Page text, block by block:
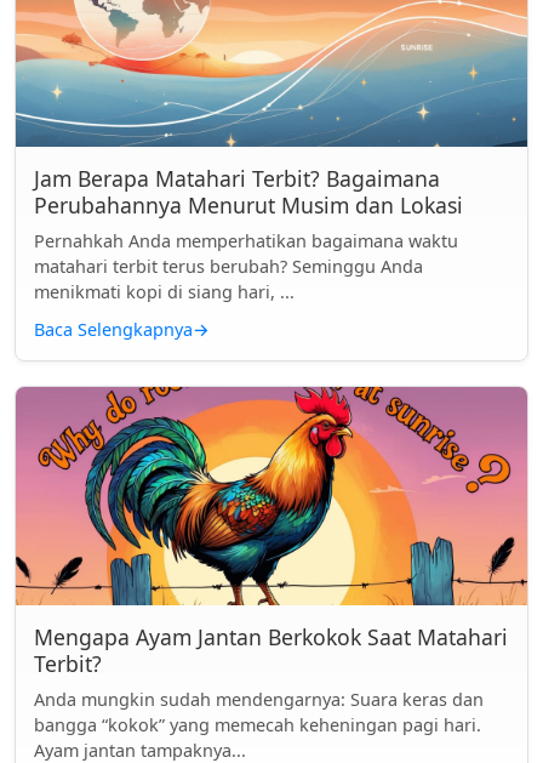
Jam Berapa Matahari Terbit? Bagaimana
Perubahannya Menurut Musim dan Lokasi
Pernahkah Anda memperhatikan bagaimana waktu
matahari terbit terus berubah? Seminggu Anda
menikmati kopi di siang hari, ...
Baca Selengkapnya→
Mengapa Ayam Jantan Berkokok Saat Matahari
Terbit?
Anda mungkin sudah mendengarnya: Suara keras dan
bangga “kokok” yang memecah keheningan pagi hari.
Ayam jantan tampaknya...